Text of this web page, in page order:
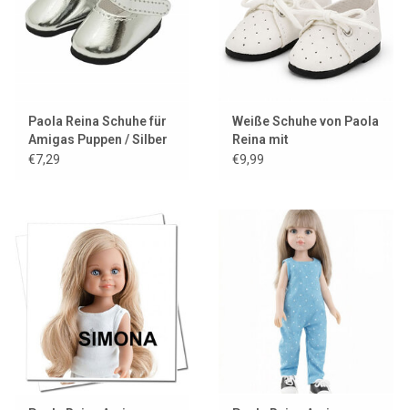
Paola Reina Schuhe für
Amigas Puppen / Silber
€7,29
Weiße Schuhe von Paola
Reina mit
Schnürsenkeln für
€9,99